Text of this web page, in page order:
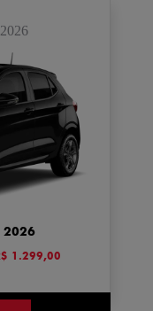
2026
1.299,00